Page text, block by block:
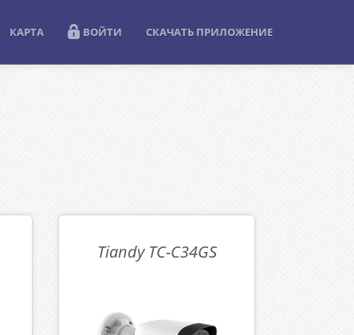
КАРТА ВОЙТИ СКАЧАТЬ ПРИЛОЖЕНИЕ
Tiandy TC-C34GS